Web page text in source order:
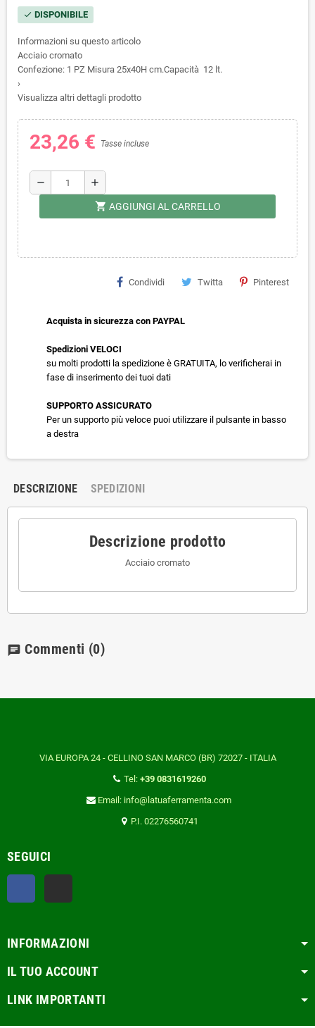
check DISPONIBILE
Informazioni su questo articolo
Acciaio cromato
Confezione: 1 PZ Misura 25x40H cm.Capacità 12 lt.
›
Visualizza altri dettagli prodotto
23,26 € Tasse incluse
remove add
shopping_cart AGGIUNGI AL CARRELLO
Condividi Twitta Pinterest
Acquista in sicurezza con PAYPAL
Spedizioni VELOCI
su molti prodotti la spedizione è GRATUITA, lo verificherai in
fase di inserimento dei tuoi dati
SUPPORTO ASSICURATO
Per un supporto più veloce puoi utilizzare il pulsante in basso
a destra
DESCRIZIONE SPEDIZIONI
Descrizione prodotto
Acciaio cromato
chat Commenti (0)
VIA EUROPA 24 - CELLINO SAN MARCO (BR) 72027 - ITALIA
Tel: +39 0831619260
Email: info@latuaferramenta.com
P.I. 02276560741
SEGUICI
INFORMAZIONI
IL TUO ACCOUNT
LINK IMPORTANTI